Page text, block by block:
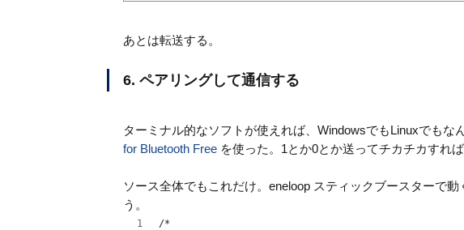
あとは転送する。
6. ペアリングして通信する
ターミナル的なソフトが使えれば、WindowsでもLinuxでもな
for Bluetooth Free を使った。1とか0とか送ってチカチカすれば
ソース全体でもこれだけ。eneloop スティックブースターで
う。
/*